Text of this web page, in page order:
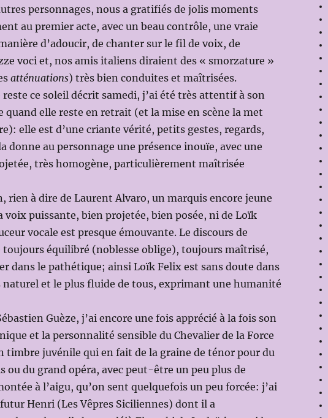
personnages, nous a gratifiés de jolis moments
au premier acte, avec un beau contrôle, une vraie
d’adoucir, de chanter sur le fil de voix, de
voci et, nos amis italiens diraient des « smorzature »
atténuations) très bien conduites et maîtrisées.
reste ce soleil décrit samedi, j’ai été très attentif à son
quand elle reste en retrait (et la mise en scène la met
elle est d’une criante vérité, petits gestes, regards,
donne au personnage une présence inouïe, avec une
très homogène, particulièrement maîtrisée
rien à dire de Laurent Alvaro, un marquis encore jeune
voix puissante, bien projetée, bien posée, ni de Loïk
vocale est presque émouvante. Le discours de
toujours équilibré (noblesse oblige), toujours maîtrisé,
dans le pathétique; ainsi Loïk Felix est sans doute dans
naturel et le plus fluide de tous, exprimant une humanité
Guèze, j’ai encore une fois apprécié à la fois son
et la personnalité sensible du Chevalier de la Force
timbre juvénile qui en fait de la graine de ténor pour du
ou du grand opéra, avec peut-être un peu plus de
à l’aigu, qu’on sent quelquefois un peu forcée: j’ai
Henri (Les Vêpres Siciliennes) dont il a